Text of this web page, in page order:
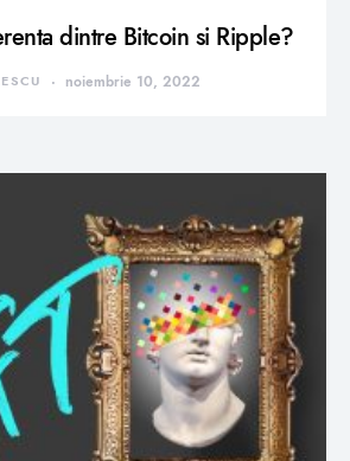
dintre Bitcoin si Ripple?
noiembrie 10, 2022